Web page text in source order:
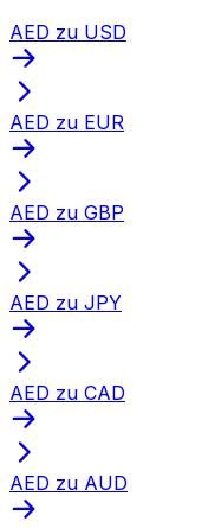
AED zu USD
AED zu EUR
AED zu GBP
AED zu JPY
AED zu CAD
AED zu AUD